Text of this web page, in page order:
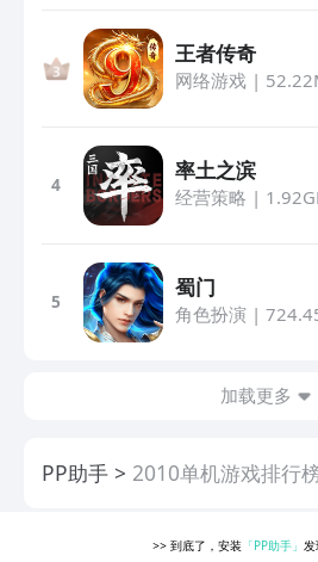
王者传奇
网络游戏|
4
率土之滨
经营策略 |
5
蜀门
角色扮演 |
加载更多
PP助手 2010单机游戏排行
>> 到底了，安装 「PP助手」